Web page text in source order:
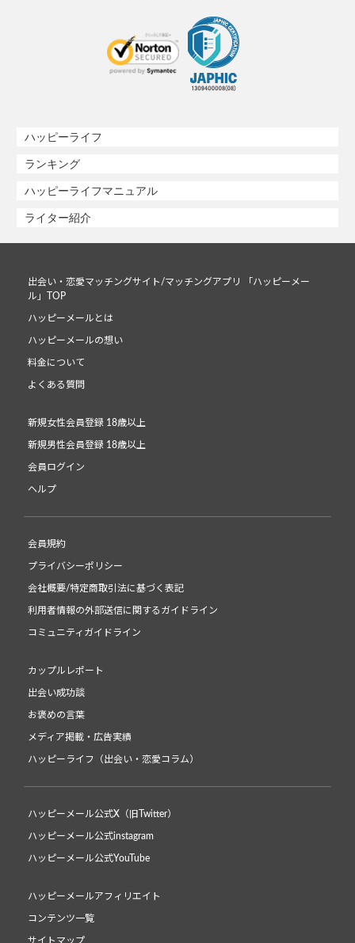
ハッピーライフ
ランキング
ハッピーライフマニュアル
ライター紹介
出会い・恋愛マッチングサイト/マッチングアプリ 「ハッピーメー
ル」TOP
ハッピーメールとは
ハッピーメールの想い
料金について
よくある質問
新規女性会員登録 18歳以上
新規男性会員登録 18歳以上
会員ログイン
ヘルプ
会員規約
プライバシーポリシー
会社概要/特定商取引法に基づく表記
利用者情報の外部送信に関するガイドライン
コミュニティガイドライン
カップルレポート
出会い成功談
お褒めの言葉
メディア掲載・広告実績
ハッピーライフ（出会い・恋愛コラム）
ハッピーメール公式X（旧Twitter）
ハッピーメール公式instagram
ハッピーメール公式YouTube
ハッピーメールアフィリエイト
コンテンツ一覧
サイトマップ